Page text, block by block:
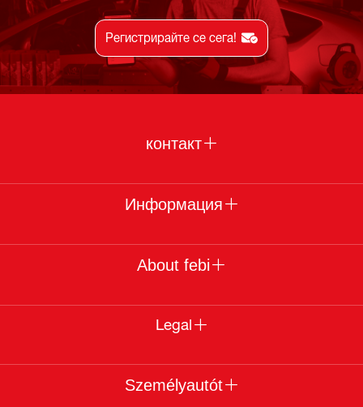
Регистрирайте се сега!
контакт
Информация
About febi
Legal
Személyautót